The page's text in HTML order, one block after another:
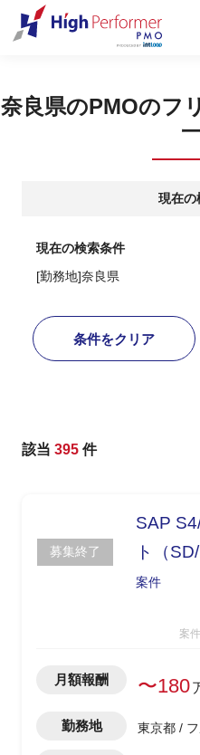
奈良県のPMOのフ
現在の
現在の検索条件
[勤務地]奈良県
条件をクリア
該当 395 件
募集終了
SAP
ト（
案件
案
月額報酬 〜180
勤務地
東京都 /